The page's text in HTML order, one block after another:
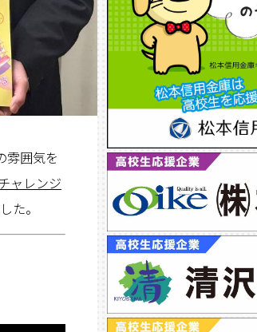
雰囲気を
ャレンジ
た。